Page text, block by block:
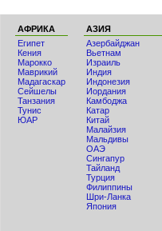
АФРИКА
Египет
Кения
Мaрокко
Маврикий
Мадагаскар
Сейшелы
Танзания
Тунис
ЮАР
АЗИЯ
Азербайджан
Вьетнам
Израиль
Индия
Индонезия
Иордания
Камбоджа
Катар
Китай
Малайзия
Мальдивы
ОАЭ
Сингапур
Тайланд
Турция
Филиппины
Шри-Ланка
Япония